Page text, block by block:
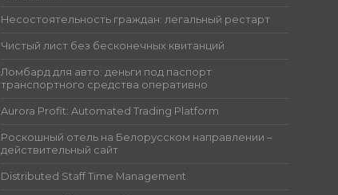
Несостоятельность граждан: легальный рестарт
Чистый лист без бесконечных квитанций
Ломбард для авто: деньги под паспорт
транспортного средства оперативно
Aurora Profit: Automated Trading Platform
Роскошный отель на Белорусском направлении –
действительный сайт
Distributed Staff Time Management